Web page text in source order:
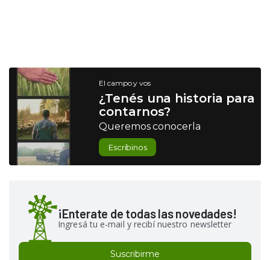
El campo y vos
¿Tenés una historia para
contarnos?
Queremos conocerla
Escribinos
¡Enterate de todas las novedades!
Ingresá tu e-mail y recibí nuestro newsletter
Suscribirme